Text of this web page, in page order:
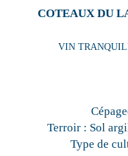
COTEAUX DU
VIN
Terroir : Sol
Type de